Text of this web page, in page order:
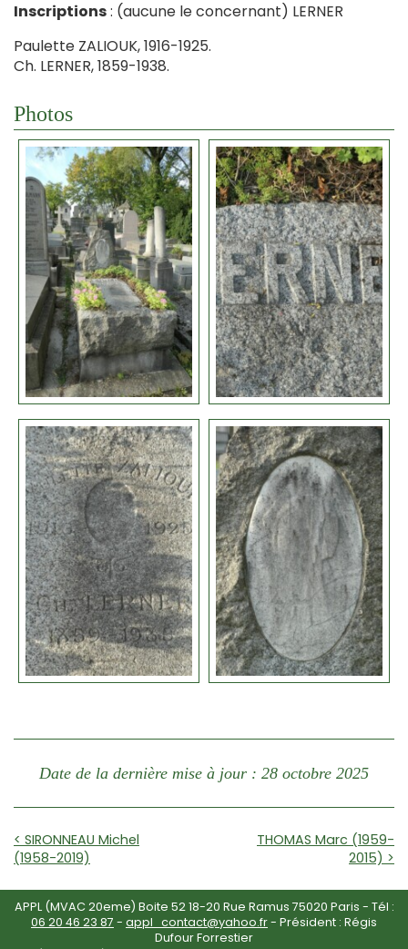
Inscriptions: (aucune le concernant) LERNER
Paulette ZALIOUK, 1916-1925.
Ch. LERNER, 1859-1938.
Photos
Date de la dernière mise à jour : 28 octobre 2025
< SIRONNEAU Michel
(1958-2019)
THOMAS Marc (1959-
2015) >
APPL (MVAC 20eme) Boite 52 18-20 Rue Ramus 75020 Paris - Tél :
06 20 46 23 87 - appl_contact@yahoo.fr- Président : Régis
Dufour Forrestier